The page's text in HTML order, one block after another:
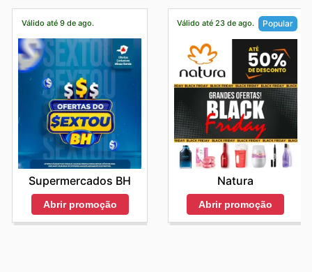
Válido até 9 de ago.
Supermercados BH
Abrir promoção
Válido até 23 de ago. Popular
Natura
Abrir promoção